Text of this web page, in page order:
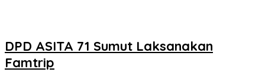
DPD ASITA 71 Sumut Laksanakan
Famtrip